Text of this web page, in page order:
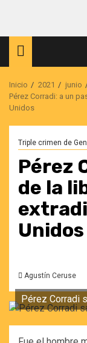
contenido
Inicio 2021 junio
Pérez Corradi: a un
Unidos
Triple crimen de
Pérez
de la
Unidos
Agustín Ceruse
Pérez Corradi